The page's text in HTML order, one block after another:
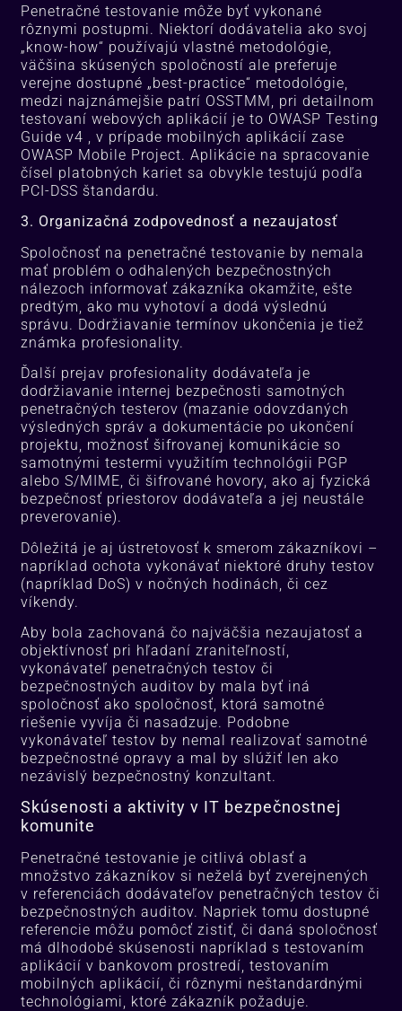
Penetračné testovanie môže byť vykonané
rôznymi postupmi. Niektorí dodávatelia ako svoj
„know-how“ používajú vlastné metodológie,
väčšina skúsených spoločností ale preferuje
verejne dostupné „best-practice“ metodológie,
medzi najznámejšie patrí OSSTMM, pri detailnom
testovaní webových aplikácií je to OWASP Testing
Guide v4 , v prípade mobilných aplikácií zase
OWASP Mobile Project. Aplikácie na spracovanie
čísel platobných kariet sa obvykle testujú podľa
PCI-DSS štandardu.
3. Organizačná zodpovednosť a nezaujatosť
Spoločnosť na penetračné testovanie by nemala
mať problém o odhalených bezpečnostných
nálezoch informovať zákazníka okamžite, ešte
predtým, ako mu vyhotoví a dodá výslednú
správu. Dodržiavanie termínov ukončenia je tiež
známka profesionality.
Ďalší prejav profesionality dodávateľa je
dodržiavanie internej bezpečnosti samotných
penetračných testerov (mazanie odovzdaných
výsledných správ a dokumentácie po ukončení
projektu, možnosť šifrovanej komunikácie so
samotnými testermi využitím technológii PGP
alebo S/MIME, či šifrované hovory, ako aj fyzická
bezpečnosť priestorov dodávateľa a jej neustále
preverovanie).
Dôležitá je aj ústretovosť k smerom zákazníkovi –
napríklad ochota vykonávať niektoré druhy testov
(napríklad DoS) v nočných hodinách, či cez
víkendy.
Aby bola zachovaná čo najväčšia nezaujatosť a
objektívnosť pri hľadaní zraniteľností,
vykonávateľ penetračných testov či
bezpečnostných auditov by mala byť iná
spoločnosť ako spoločnosť, ktorá samotné
riešenie vyvíja či nasadzuje. Podobne
vykonávateľ testov by nemal realizovať samotné
bezpečnostné opravy a mal by slúžiť len ako
nezávislý bezpečnostný konzultant.
Skúsenosti a aktivity v IT bezpečnostnej
komunite
Penetračné testovanie je citlivá oblasť a
množstvo zákazníkov si neželá byť zverejnených
v referenciách dodávateľov penetračných testov či
bezpečnostných auditov. Napriek tomu dostupné
referencie môžu pomôcť zistiť, či daná spoločnosť
má dlhodobé skúsenosti napríklad s testovaním
aplikácií v bankovom prostredí, testovaním
mobilných aplikácií, či rôznymi neštandardnými
technológiami, ktoré zákazník požaduje.